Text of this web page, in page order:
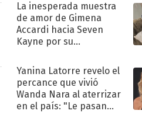
La inesperada muestra
de amor de Gimena
Accardi hacia Seven
Kayne por su
Yanina Latorre revelo el
percance que vivió
Wanda Nara al aterrizar
en el país: "Le pasan